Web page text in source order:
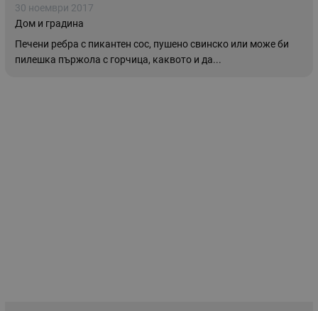
30 ноември 2017
Дом и градина
Печени ребра с пикантен сос, пушено свинско или може би
пилешка пържола с горчица, каквото и да...